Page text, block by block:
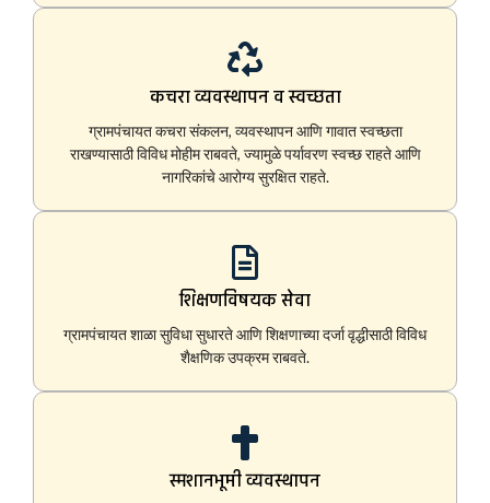
कचरा व्यवस्थापन व स्वच्छता
ग्रामपंचायत कचरा संकलन, व्यवस्थापन आणि गावात स्वच्छता
राखण्यासाठी विविध मोहीम राबवते, ज्यामुळे पर्यावरण स्वच्छ राहते आणि
नागरिकांचे आरोग्य सुरक्षित राहते.
शिक्षणविषयक सेवा
ग्रामपंचायत शाळा सुविधा सुधारते आणि शिक्षणाच्या दर्जा वृद्धीसाठी विविध
शैक्षणिक उपक्रम राबवते.
स्मशानभूमी व्यवस्थापन